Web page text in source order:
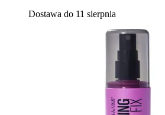
Dostawa do 11 sierpnia